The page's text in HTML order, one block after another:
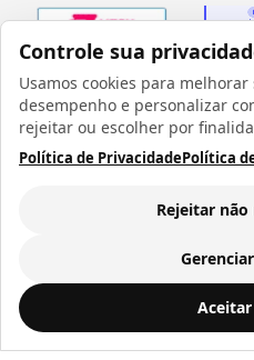
Controle sua
Usamos cookies para
desempenho e personalizar
rejeitar ou escolher por
Política de PrivacidadePolítica
Rejeitar não
R$ 28,99
Verificada por
COMÉRCIO LTDA EPP |